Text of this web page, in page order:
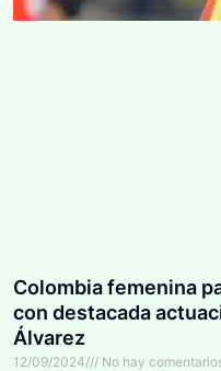
Colombia femenina
con destacada
Álvarez
12/09/2024 No hay